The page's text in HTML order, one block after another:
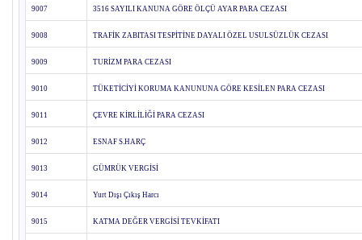
9007 3516 SAYILI KANUNA GÖRE ÖLÇÜ AYAR PARA CEZASI
9008 TRAFİK ZABITASI TESPİTİNE DAYALI ÖZEL USULSÜZLÜK CEZASI
9009 TURİZM PARA CEZASI
9010 TÜKETİCİYİ KORUMA KANUNUNA GÖRE KESİLEN PARA CEZASI
9011 ÇEVRE KİRLİLİĞİ PARA CEZASI
9012 ESNAF S.HARÇ
9013 GÜMRÜK VERGİSİ
9014 Yurt Dışı Çıkış Harcı
9015 KATMA DEĞER VERGİSİ TEVKİFATI